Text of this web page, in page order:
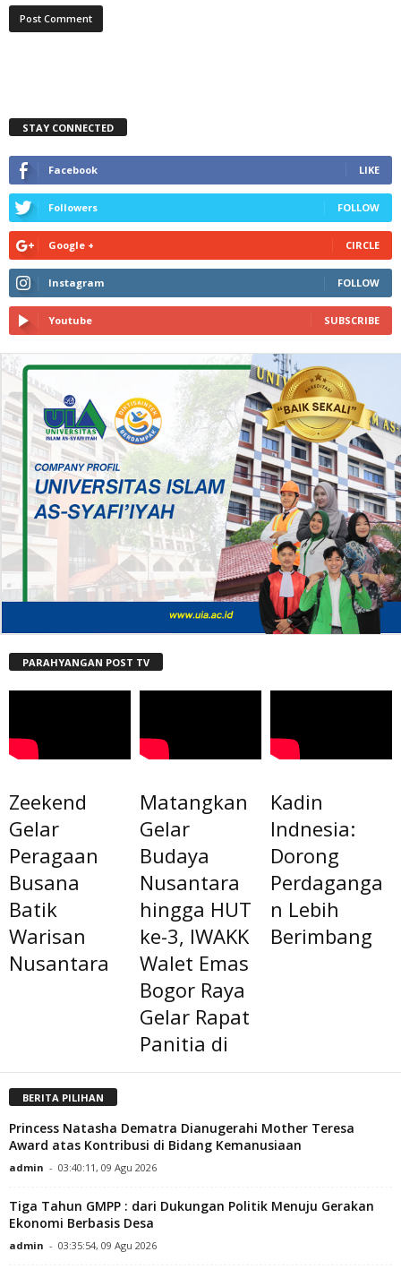
STAY CONNECTED
Facebook LIKE
Followers FOLLOW
Google + CIRCLE
Instagram FOLLOW
Youtube SUBSCRIBE
PARAHYANGAN POST TV
Zeekend
Gelar
Peragaan
Busana
Batik
Warisan
Nusantara
Matangkan
Gelar
Budaya
Nusantara
hingga HUT
ke-3, IWAKK
Walet Emas
Bogor Raya
Gelar Rapat
Panitia di
Kadin
Indnesia:
Dorong
Perdaganga
n Lebih
Berimbang
BERITA PILIHAN
Princess Natasha Dematra Dianugerahi Mother Teresa
Award atas Kontribusi di Bidang Kemanusiaan
admin - 03:40:11, 09 Agu 2026
Tiga Tahun GMPP : dari Dukungan Politik Menuju Gerakan
Ekonomi Berbasis Desa
admin - 03:35:54, 09 Agu 2026